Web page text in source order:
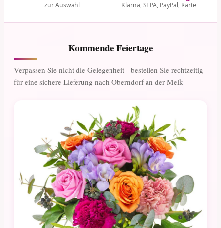
zur Auswahl Klarna, SEPA, PayPal, Karte
Kommende Feiertage
Verpassen Sie nicht die Gelegenheit - bestellen Sie rechtzeitig
für eine sichere Lieferung nach Oberndorf an der Melk.